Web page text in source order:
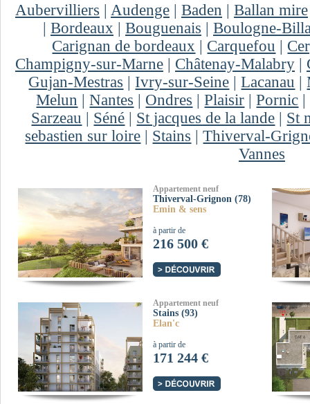
Aubervilliers | Audenge | Baden | Ballan mire
| Bordeaux | Bouguenais | Boulogne-
Carignan de bordeaux | Carquefou |
Champigny-sur-Marne | Châtenay-Malabry |
Gujan-Mestras | Ivry-sur-Seine |Lacanau |
Melun |Nantes | Ondres |Plaisir |Pornic |
Sarzeau | Séné | St jacques de la lande | St
sebastien sur loire | Stains |Thiverval-
Vannes
Appartement neuf
Thiverval-Grignon (78)
Emin & sens
à partir de
216 500 €
Appartement neuf
Stains (93)
Elan'c
à partir de
171 244 €